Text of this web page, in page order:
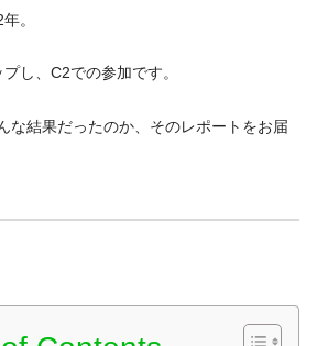
。
し、C2での参加です。
な結果だったのか、そのレポートをお届